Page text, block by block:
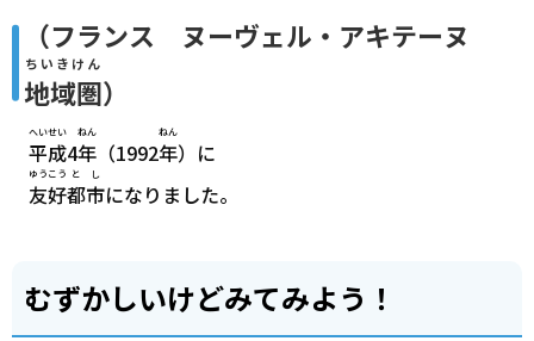
（フランス ヌーヴェル・アキテーヌ
地域圏
ちいきけん
）
平成
へいせい
4年
ねん
（1992年
ねん
）に
友好
ゆうこう
都市
とし
になりました。
むずかしいけどみてみよう！